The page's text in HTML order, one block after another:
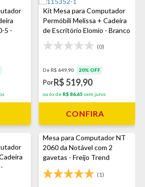
5 -
Kit Mesa para Computador
Permóbili Melissa + Cadeira
de Escritório Elomio - Branco
(0)
De R$ 649,90 20% OFF
PorR$ 519,90
ou 6x de R$ 86,65 sem juros
CONFIRA
Mesa para Computador NT
2060 da Notável com 2
gavetas - Freijo Trend
(1)